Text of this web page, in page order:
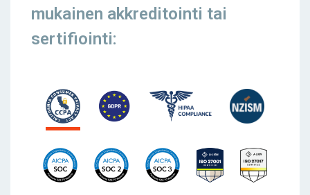
mukainen akkreditointi tai
sertifiointi: